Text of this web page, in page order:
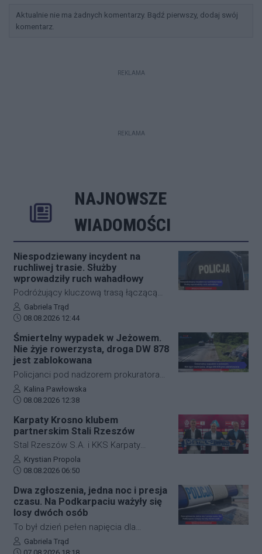
Aktualnie nie ma żadnych komentarzy. Bądź pierwszy, dodaj swój
komentarz.
REKLAMA
REKLAMA
NAJNOWSZE
WIADOMOŚCI
Niespodziewany incydent na
ruchliwej trasie. Służby
wprowadziły ruch wahadłowy
Podróżujący kluczową trasą łączącą
Jasło z Gorlicami muszą uzbroić się w
cierpliwość. Niespodziewane
zdarzenie drogowe w miejscowości
Przysieki doprowadziło do utrudnień na
drodze krajowej nr 28. Na miejscu
natychmiast pojawiła się policja, która
wprowadziła zmianę w organizacji
ruchu, by zabezpieczyć teren i uniknąć
Autor artykułu:
Gabriela Trąd
Data dodania artykułu:
08.08.2026 12:44
Śmiertelny wypadek w Jeżowem.
Nie żyje rowerzysta, droga DW 878
jest zablokowana
Policjanci pod nadzorem prokuratora
ustalają szczegółowe okoliczności
tragicznego wypadku, do którego
Jeżowe w powiecie niżańskim. W
wyniku zderzenia samochodu
osobowego z rowerzystą, śmierć na
miejscu poniósł kierujący jednośladem.
Droga wojewódzka nr 878 jest
całkowicie zablokowana.
Autor artykułu:
Kalina Pawłowska
Data dodania artykułu:
08.08.2026 12:38
Karpaty Krosno klubem
partnerskim Stali Rzeszów
Stal Rzeszów S.A. i KKS Karpaty
Krosno rozpoczęły oficjalną
współpracę. Kluby podpisały
długoterminową umowę partnerską,
która ma obejmować m.in. wymianę
doświadczeń, rozwój szkolenia
młodzieży oraz obserwację i
pozyskiwanie utalentowanych
zawodników z regionu.
Autor artykułu:
Krystian Propola
Data dodania artykułu:
08.08.2026 06:50
Dwa zgłoszenia, jedna noc i presja
czasu. Na Podkarpaciu ważyły się
losy dwóch osób
To był dzień pełen napięcia dla
funkcjonariuszy z powiatu niżańskiego.
Autor artykułu:
Gabriela Trąd
Data dodania artykułu: